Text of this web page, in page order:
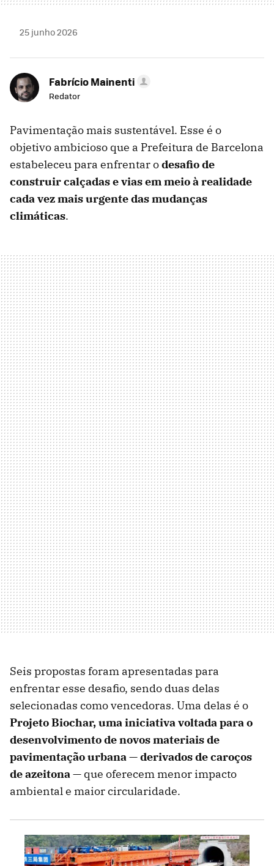
25 junho 2026
Fabrício Mainenti
Redator
Pavimentação mais sustentável. Esse é o
objetivo ambicioso que a Prefeitura de Barcelona
estabeleceu para enfrentar odesafio de
construir calçadas e vias em meio à realidade
cada vez mais urgente das mudanças
climáticas.
Seis propostas foram apresentadas para
enfrentar esse desafio, sendo duas delas
selecionadas como vencedoras. Uma delas é o
Projeto Biochar, uma iniciativa voltada para o
desenvolvimento de novos materiais de
pavimentação urbana — derivados de caroços
de azeitona— que oferecem menor impacto
ambiental e maior circularidade.